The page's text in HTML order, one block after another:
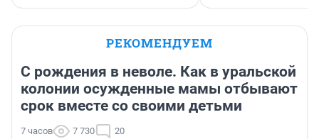
РЕКОМЕНДУЕМ
С рождения в неволе. Как в уральской
колонии осужденные мамы отбывают
срок вместе со своими детьми
7 часов 7 730 20